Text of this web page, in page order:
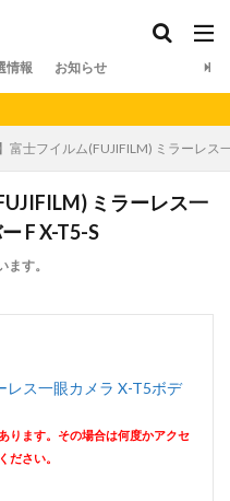
情報 お知らせ
富士フイルム(FUJIFILM) ミラーレス
ミラーレス一
F X-T5-S
す。
レス一眼カメラ X-T5ボデ
ります。その場合は何度かアクセ
ださい。